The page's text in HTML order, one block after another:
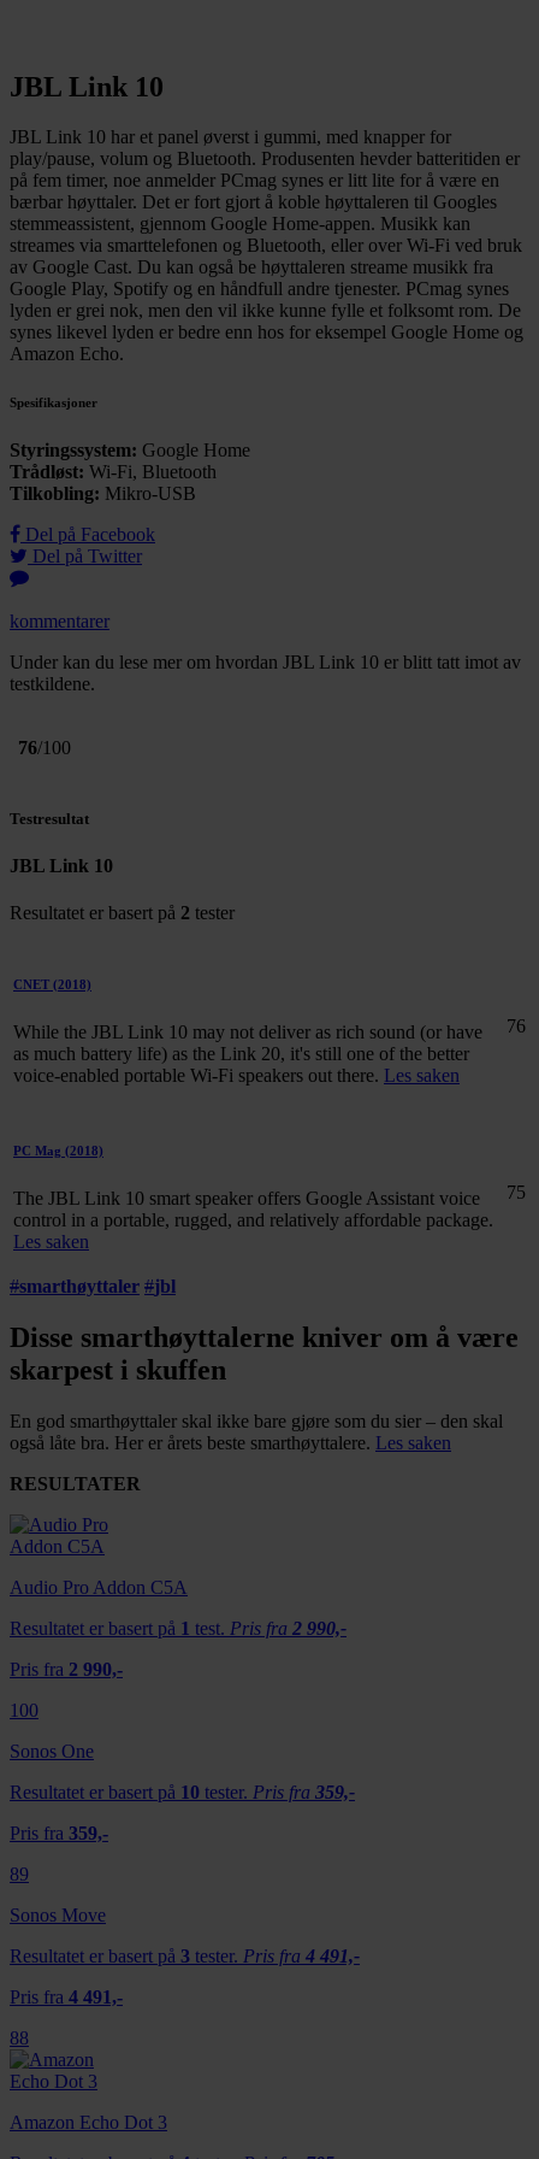
JBL Link 10
JBL Link 10 har et panel øverst i gummi, med knapper for
play/pause, volum og Bluetooth. Produsenten hevder batteritiden er
på fem timer, noe anmelder PCmag synes er litt lite for å være en
bærbar høyttaler. Det er fort gjort å koble høyttaleren til Googles
stemmeassistent, gjennom Google Home-appen. Musikk kan
streames via smarttelefonen og Bluetooth, eller over Wi-Fi ved bruk
av Google Cast. Du kan også be høyttaleren streame musikk fra
Google Play, Spotify og en håndfull andre tjenester. PCmag synes
lyden er grei nok, men den vil ikke kunne fylle et folksomt rom. De
synes likevel lyden er bedre enn hos for eksempel Google Home og
Amazon Echo.
Spesifikasjoner
Styringssystem: Google Home
Trådløst: Wi-Fi, Bluetooth
Tilkobling: Mikro-USB
Del på Facebook
Del på Twitter
kommentarer
Under kan du lese mer om hvordan JBL Link 10 er blitt tatt imot av
testkildene.
76/100
Testresultat
JBL Link 10
Resultatet er basert på 2 tester
CNET (2018)
While the JBL Link 10 may not deliver as rich sound (or have
as much battery life) as the Link 20, it's still one of the better
voice-enabled portable Wi-Fi speakers out there. Les saken
76
PC Mag (2018)
The JBL Link 10 smart speaker offers Google Assistant voice
control in a portable, rugged, and relatively affordable package.
Les saken
75
#smarthøyttaler #jbl
Disse smarthøyttalerne kniver om å være
skarpest i skuffen
En god smarthøyttaler skal ikke bare gjøre som du sier – den skal
også låte bra. Her er årets beste smarthøyttalere. Les saken
RESULTATER
Audio Pro Addon C5A
Resultatet er basert på 1 test. Pris fra 2 990,-
Pris fra 2 990,-
100
Sonos One
Resultatet er basert på 10 tester. Pris fra 359,-
Pris fra 359,-
89
Sonos Move
Resultatet er basert på 3 tester. Pris fra 4 491,-
Pris fra 4 491,-
88
Amazon Echo Dot 3